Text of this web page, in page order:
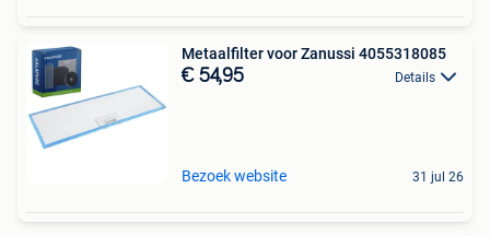
Metaalfilter voor Zanussi 4055318085
€ 54,95 Details
Bezoek website 31 jul 26